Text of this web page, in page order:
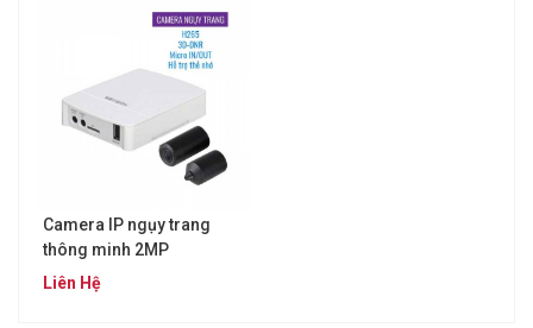
Camera IP ngụy trang
thông minh 2MP
KBVISION KX-E2011SN2
Liên Hệ